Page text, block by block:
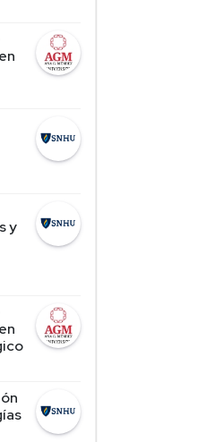
y